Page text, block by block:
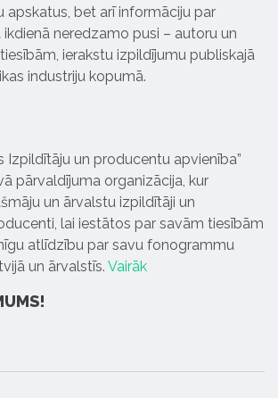
apskatus, bet arī informāciju par
neredzamo pusi – autoru un
ierakstu izpildījumu publiskajā
industriju kopumā.
Izpildītāju un producentu apvienība”
pārvaldījuma organizācija, kur
un ārvalstu izpildītāji un
lai iestātos par savām tiesībām
atlīdzību par savu fonogrammu
un ārvalstīs. Vairāk